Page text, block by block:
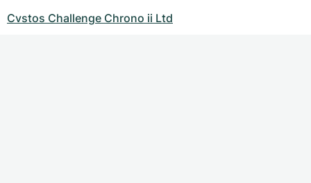
Cvstos Challenge Chrono ii Ltd